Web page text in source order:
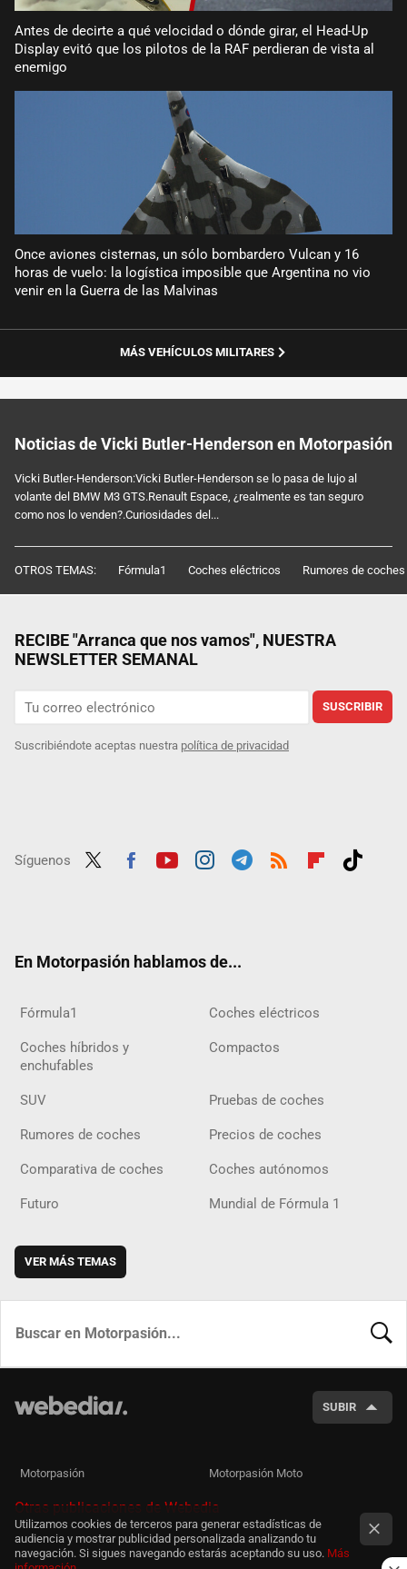
Antes de decirte a qué velocidad o dónde girar, el Head-Up
Display evitó que los pilotos de la RAF perdieran de vista al
enemigo
Once aviones cisternas, un sólo bombardero Vulcan y 16
horas de vuelo: la logística imposible que Argentina no vio
venir en la Guerra de las Malvinas
MÁS VEHÍCULOS MILITARES
Noticias de Vicki Butler-Henderson en Motorpasión
Vicki Butler-Henderson:Vicki Butler-Henderson se lo pasa de lujo al
volante del BMW M3 GTS.Renault Espace, ¿realmente es tan seguro
como nos lo venden?.Curiosidades del...
OTROS TEMAS: Fórmula1 Coches eléctricos Rumores de coches
RECIBE "Arranca que nos vamos", NUESTRA
NEWSLETTER SEMANAL
SUSCRIBIR
Suscribiéndote aceptas nuestra política de privacidad
Síguenos
En Motorpasión hablamos de...
Fórmula1 Coches eléctricos
Coches híbridos y
enchufables
Compactos
SUV Pruebas de coches
Rumores de coches Precios de coches
Comparativa de coches Coches autónomos
Futuro Mundial de Fórmula 1
VER MÁS TEMAS
SUBIR
Motorpasión Motorpasión Moto
Otras publicaciones de Webedia
Utilizamos cookies de terceros para generar estadísticas de
audiencia y mostrar publicidad personalizada analizando tu
navegación. Si sigues navegando estarás aceptando su uso. Más